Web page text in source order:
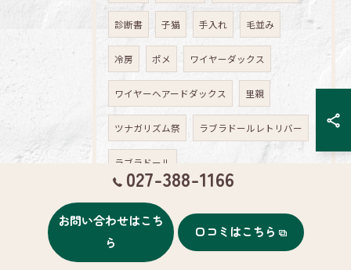
診断書 子猫 手入れ 毛並み
冷房 ポメ ワイヤーダックス
ワイヤーヘアードダックス 里親
ツナガリズム祭 ラブラドールレトリバー
ラブラドール
ビション シェパード
ハスキー
027-388-1166
お問い合わせはこち
ら
口コミはこちら